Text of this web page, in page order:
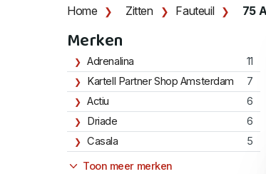
Home Zitten Fauteuil 75
Merken
Adrenalina
11
Kartell Partner Shop Amsterdam
7
Actiu
6
Driade
6
Casala
5
Toon meer merken